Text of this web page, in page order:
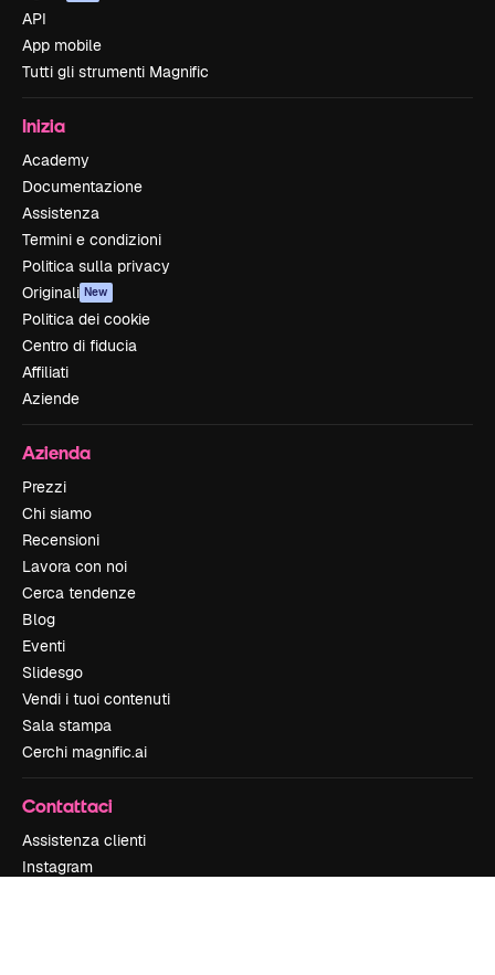
API
App mobile
Tutti gli strumenti Magnific
Inizia
Academy
Documentazione
Assistenza
Termini e condizioni
Politica sulla privacy
Originali New
Politica dei cookie
Centro di fiducia
Affiliati
Aziende
Azienda
Prezzi
Chi siamo
Recensioni
Lavora con noi
Cerca tendenze
Blog
Eventi
Slidesgo
Vendi i tuoi contenuti
Sala stampa
Cerchi magnific.ai
Contattaci
Assistenza clienti
Instagram